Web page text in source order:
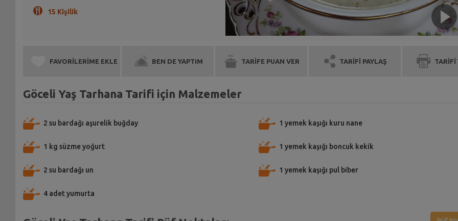
15 Kişilik
FAVORİLERİME EKLE BEN DE YAPTIM TARİFE PUAN VER TARİFİ PAYLAŞ TARİFİ
Göceli Yaş Tarhana Tarifi için Malzemeler
2 su bardağı aşurelik buğday
1 kg süzme yoğurt
2 su bardağı un
4 adet yumurta
1 yemek kaşığı kuru nane
1 yemek kaşığı boncuk kekik
1 yemek kaşığı pul biber